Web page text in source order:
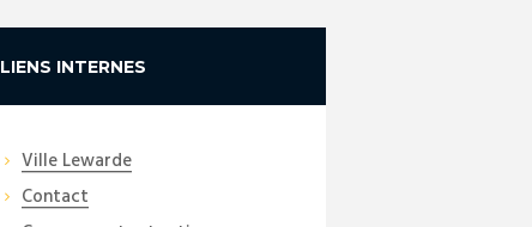
LIENS INTERNES
Ville Lewarde
Contact